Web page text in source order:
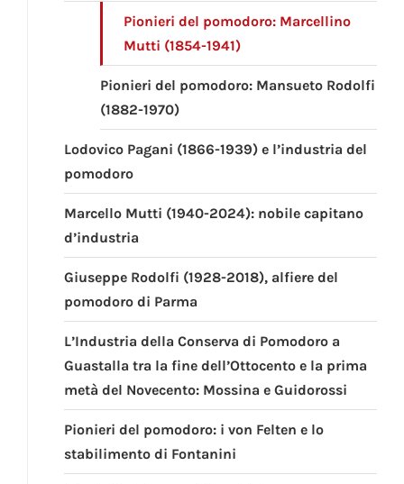
Pionieri del pomodoro: Marcellino
Mutti (1854-1941)
Pionieri del pomodoro: Mansueto Rodolfi
(1882-1970)
Lodovico Pagani (1866-1939) e l’industria del
pomodoro
Marcello Mutti (1940-2024): nobile capitano
d’industria
Giuseppe Rodolfi (1928-2018), alfiere del
pomodoro di Parma
L’Industria della Conserva di Pomodoro a
Guastalla tra la fine dell’Ottocento e la prima
metà del Novecento: Mossina e Guidorossi
Pionieri del pomodoro: i von Felten e lo
stabilimento di Fontanini